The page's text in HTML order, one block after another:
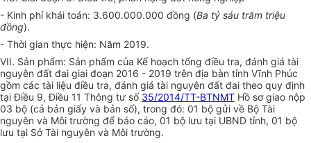
- Kinh phí khái toán: 3.600.000.000 đồng (Ba tỷ sáu trăm triệu
đồng).
- Thời gian thực hiện: Năm 2019.
VII. Sản phẩm: Sản phẩm của Kế hoạch tổng điều tra, đánh giá tài
nguyên đất đai giai đoạn 2016 - 2019 trên địa bàn tỉnh Vĩnh Phúc
gồm các tài liệu điều tra, đánh giá tài nguyên đất đai theo quy định
tại Điều 9, Điều 11 Thông tư số 35/2014/TT-BTNMT Hồ sơ giao nộp
03 bộ (cả bản giấy và bản số), trong đó: 01 bộ gửi về Bộ Tài
nguyên và Môi trường để báo cáo, 01 bộ lưu tại UBND tỉnh, 01 bộ
lưu tại Sở Tài nguyên và Môi trường.